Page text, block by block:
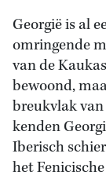
Georgië is al
omringende
van de
bewoond,
breukvlak
kenden
Iberisch
het Fenicische